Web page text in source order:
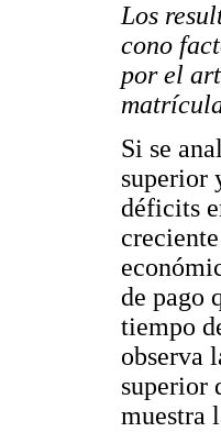
Los
cono
por el
Si se
superior
déficits
de pago
tiempo
observa
superior
muestra